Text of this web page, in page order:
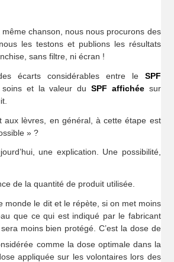
même chanson, nous nous procurons des
nous les testons et publions les résultats
sans filtre, ni écran !
écarts considérables entre le SPF
et la valeur du SPF affichéesur
aux lèvres, en général, à cette étape est
» ?
une explication. Une possibilité,
de la quantité de produit utilisée.
monde le dit et le répète, si on met moins
que ce qui est indiqué par le fabricant
moins bien protégé. C’est la dose de
comme la dose optimale dans la
appliquée sur les volontaires lors des